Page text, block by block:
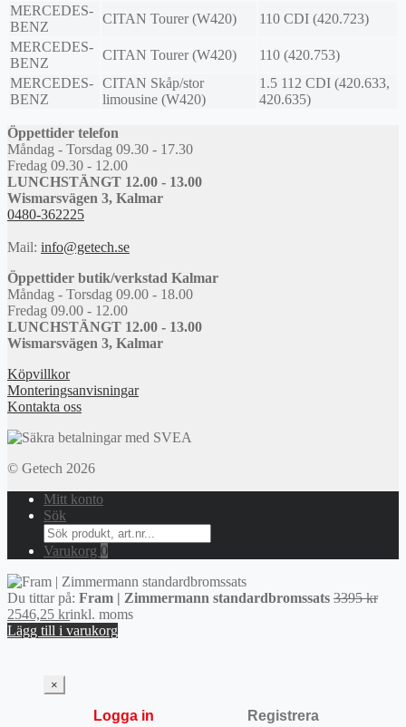
MERCEDES-
BENZ
CITAN Tourer (W420)
110 CDI (420.723)
MERCEDES-
BENZ
CITAN Tourer (W420)
110 (420.753)
MERCEDES-
BENZ
CITAN Skåp/stor
limousine (W420)
1.5 112 CDI (420.633,
420.635)
Öppettider telefon
Måndag - Torsdag 09.30 - 17.30
Fredag 09.30 - 12.00
LUNCHSTÄNGT 12.00 - 13.00
Wismarsvägen 3, Kalmar
0480-362225
Mail: info@getech.se
Öppettider butik/verkstad Kalmar
Måndag - Torsdag 09.00 - 18.00
Fredag 09.00 - 12.00
LUNCHSTÄNGT 12.00 - 13.00
Wismarsvägen 3, Kalmar
Köpvillkor
Monteringsanvisningar
Kontakta oss
© Getech 2026
Mitt konto
Sök
Search
for:
Varukorg 0
Du tittar på: Fram | Zimmermann standardbromssats 3395krDet
2546,25 krDet
nuvarande
inkl. moms
Lägg till i varukorg
×
Logga in Registrera